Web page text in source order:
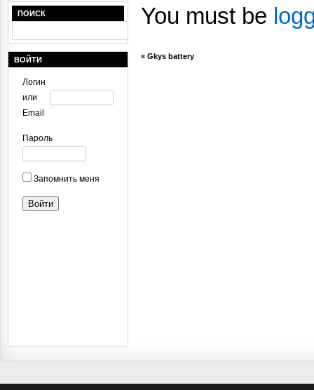
You must be
«Gkys battery
ПОИСК
ВОЙТИ
Логин
или
Email
Пароль
Запомнить меня